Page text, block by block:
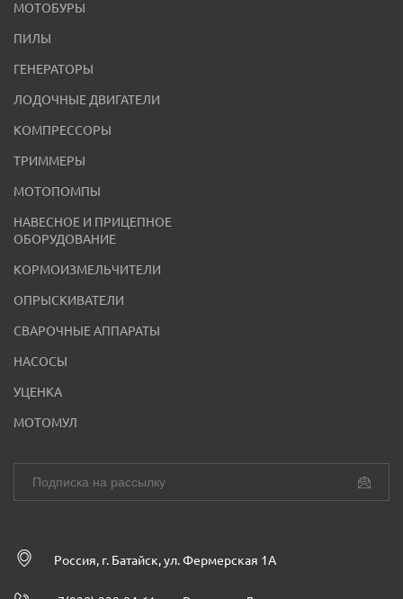
МОТОБУРЫ
ПИЛЫ
ГЕНЕРАТОРЫ
ЛОДОЧНЫЕ ДВИГАТЕЛИ
КОМПРЕССОРЫ
ТРИММЕРЫ
МОТОПОМПЫ
НАВЕСНОЕ И ПРИЦЕПНОЕ
ОБОРУДОВАНИЕ
КОРМОИЗМЕЛЬЧИТЕЛИ
ОПРЫСКИВАТЕЛИ
СВАРОЧНЫЕ АППАРАТЫ
НАСОСЫ
УЦЕНКА
МОТОМУЛ
Россия, г. Батайск, ул. Фермерская 1А